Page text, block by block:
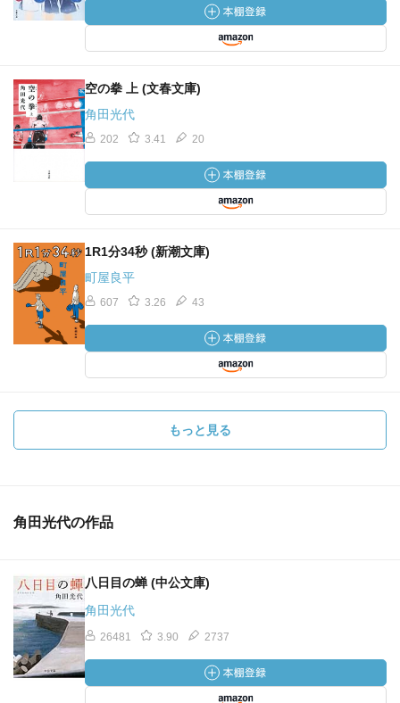
空の拳 上 (文春文庫)
角田光代
202 3.41 20
1R1分34秒 (新潮文庫)
町屋良平
607 3.26 43
もっと見る
角田光代の作品
八日目の蝉 (中公文庫)
角田光代
26481 3.90 2737